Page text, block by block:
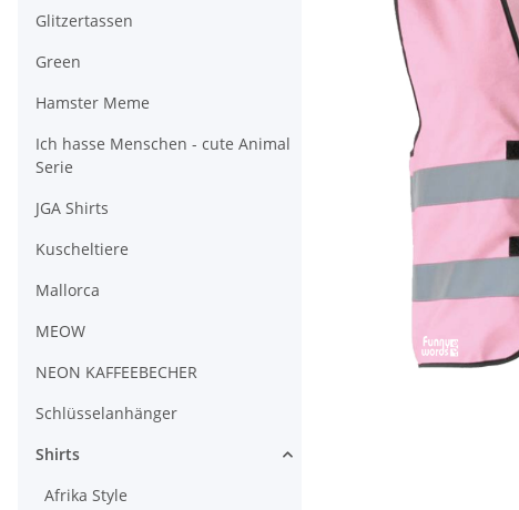
Glitzertassen
Green
Hamster Meme
Ich hasse Menschen - cute Animal
Serie
JGA Shirts
Kuscheltiere
Mallorca
MEOW
NEON KAFFEEBECHER
Schlüsselanhänger
Shirts
Afrika Style